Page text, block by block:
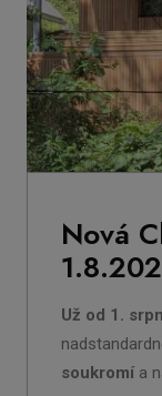
Nová
Už od 1.
soukromí a